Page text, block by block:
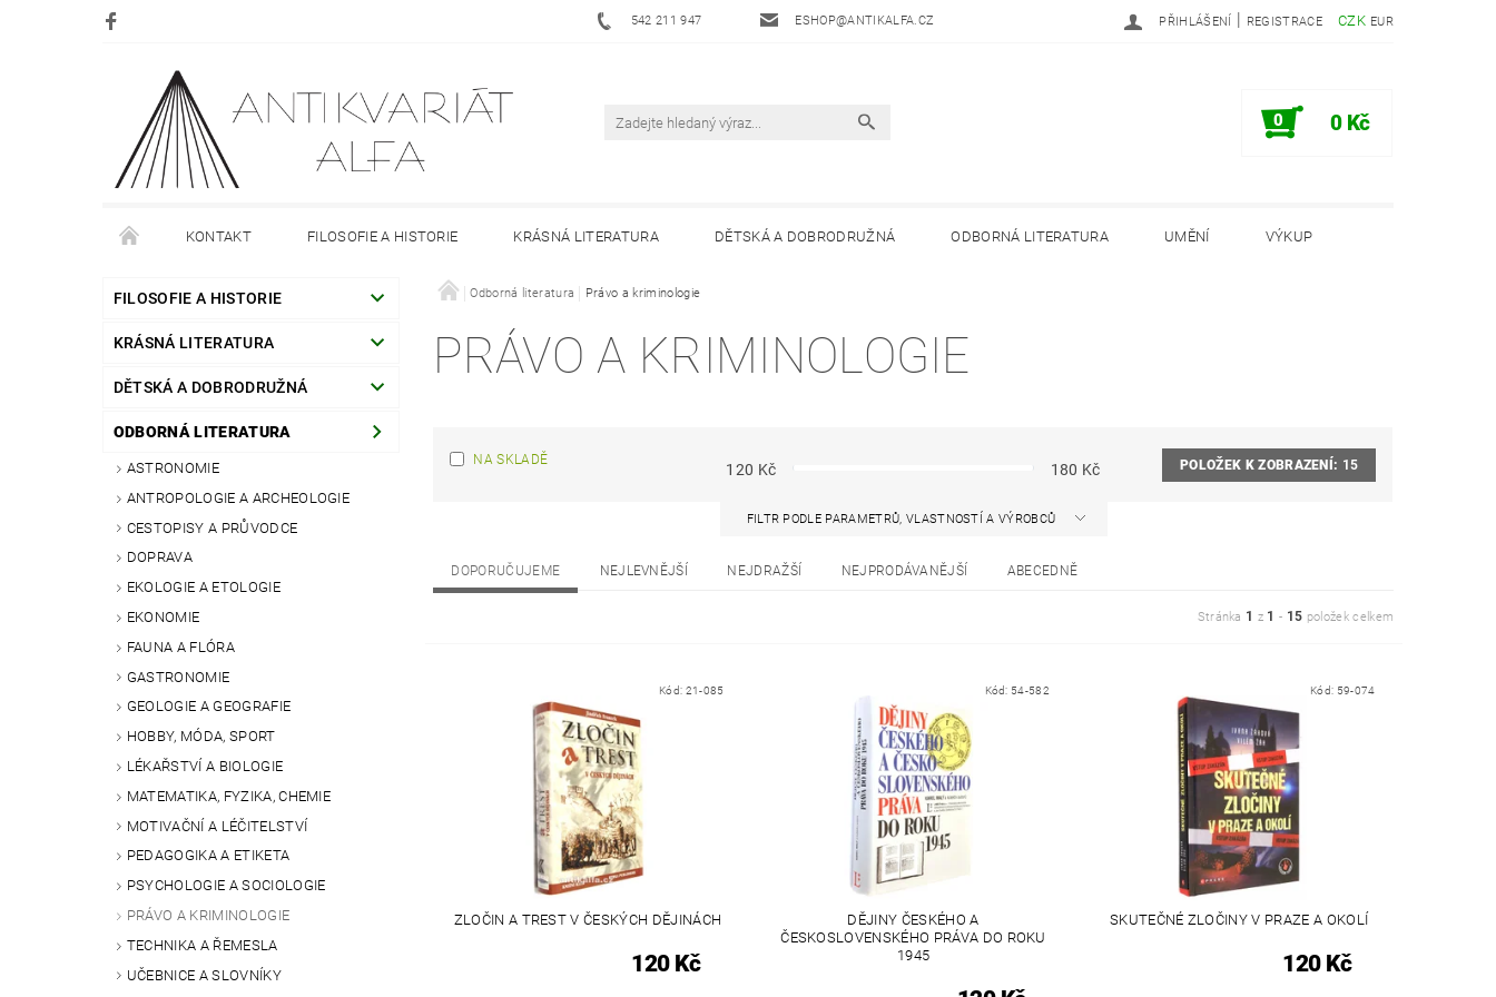
542 211 947 ESHOP@ANTIKALFA.CZ CZK EUR
PŘIHLÁŠENÍ | REGISTRACE
0 0 Kč
KONTAKT FILOSOFIE A HISTORIE KRÁSNÁ LITERATURA DĚTSKÁ A DOBRODRUŽNÁ ODBORNÁ LITERATURA UMĚNÍ VÝKUP
DOPRAVA PLATBA O NÁKUPU O ANTIKVARIÁTU ALFA HODNOCENÍ OBCHODU
FILOSOFIE A HISTORIE
KRÁSNÁ LITERATURA
DĚTSKÁ A DOBRODRUŽNÁ
ODBORNÁ LITERATURA
ASTRONOMIE
ANTROPOLOGIE A ARCHEOLOGIE
CESTOPISY A PRŮVODCE
DOPRAVA
EKOLOGIE A ETOLOGIE
EKONOMIE
FAUNA A FLÓRA
GASTRONOMIE
GEOLOGIE A GEOGRAFIE
HOBBY, MÓDA, SPORT
LÉKAŘSTVÍ A BIOLOGIE
MATEMATIKA, FYZIKA, CHEMIE
MOTIVAČNÍ A LÉČITELSTVÍ
PEDAGOGIKA A ETIKETA
PSYCHOLOGIE A SOCIOLOGIE
PRÁVO A KRIMINOLOGIE
TECHNIKA A ŘEMESLA
UČEBNICE A SLOVNÍKY
Odborná literatura Právo a kriminologie
PRÁVO A KRIMINOLOGIE
NA SKLADĚ
120 Kč 180 Kč POLOŽEK K ZOBRAZENÍ: 15
FILTR PODLE PARAMETRŮ, VLASTNOSTÍ A VÝROBCŮ
DOPORUČUJEME NEJLEVNĚJŠÍ NEJDRAŽŠÍ NEJPRODÁVANĚJŠÍ ABECEDNĚ
Stránka 1 z 1 - 15 položek celkem
Kód: 21-085
ZLOČIN A TREST V ČESKÝCH DĚJINÁCH
120 Kč
Kód: 54-582
DĚJINY ČESKÉHO A
ČESKOSLOVENSKÉHO PRÁVA DO ROKU
1945
Kód: 59-074
SKUTEČNÉ ZLOČINY V PRAZE A OKOLÍ
120 Kč